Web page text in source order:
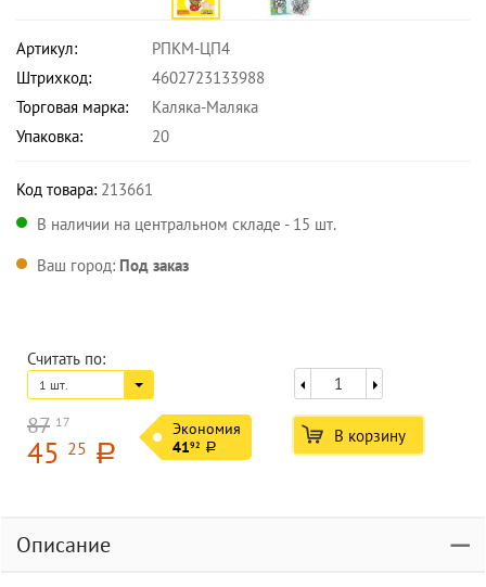
Артикул:
РПКМ-ЦП4
Штрихкод:
4602723133988
Торговая марка:
Каляка-Маляка
Упаковка:
20
Код товара: 213661
В наличии на центральном складе - 15 шт.
Ваш город: Под заказ
Считать по:
1 шт.
87 17
45 25 a
Экономия
4192 a
В корзину
Описание